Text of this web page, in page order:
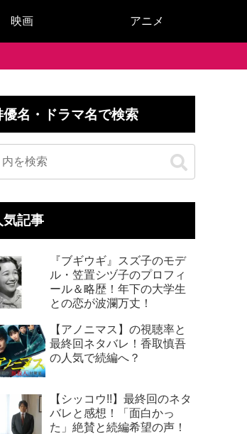
映画 アニメ
優名・ドラマ名で検索
気記事
『ブギウギ』スズ子のモデ
ル・笠置シヅ子のプロフィ
ール＆略歴！年下の大学生
との恋が波瀾万丈！
【アノニマス】の視聴率と
最終回ネタバレ！香取慎吾
の人気で続編へ？
【シッコウ!!】最終回のネタ
バレと感想！「面白かっ
た」絶賛と続編希望の声！